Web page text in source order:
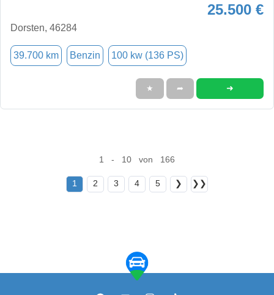
25.500 €
Dorsten, 46284
39.700 km Benzin 100 kw (136 PS)
★ ➦ ➜
1 - 10 von 166
1 2 3 4 5 ❯ ❯❯